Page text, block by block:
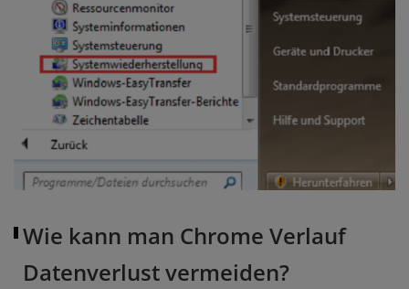
Wie kann man Chrome Verlauf
Datenverlust vermeiden?